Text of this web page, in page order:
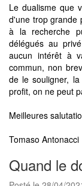
Le dualisme que
d'une trop grande
à la recherche
délégués au
aucun intérêt à
commun, non
de le souligner,
profit, on ne peut
Meilleures
Tomaso Antonacci
Quand le